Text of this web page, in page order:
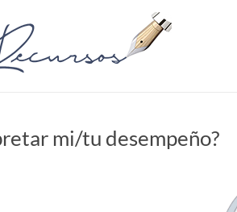
mi/tu desempeño?